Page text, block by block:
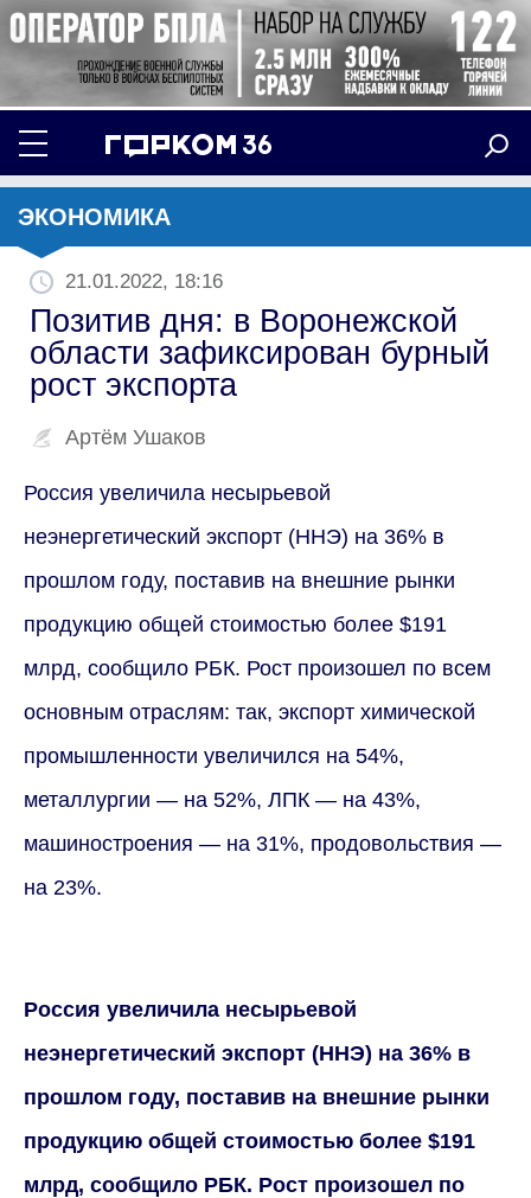
ЭКОНОМИКА
21.01.2022, 18:16
Позитив дня: в Воронежской
области зафиксирован бурный
рост экспорта
Артём Ушаков
Россия увеличила несырьевой
неэнергетический экспорт (ННЭ) на 36% в
прошлом году, поставив на внешние рынки
продукцию общей стоимостью более $191
млрд, сообщило РБК. Рост произошел по всем
основным отраслям: так, экспорт химической
промышленности увеличился на 54%,
металлургии — на 52%, ЛПК — на 43%,
машиностроения — на 31%, продовольствия —
на 23%.
Россия увеличила несырьевой
неэнергетический экспорт (ННЭ) на 36% в
прошлом году, поставив на внешние рынки
продукцию общей стоимостью более $191
млрд, сообщило РБК. Рост произошел по